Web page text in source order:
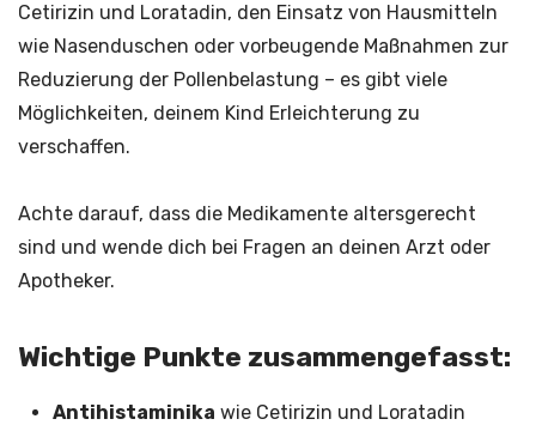
Cetirizin und Loratadin, den Einsatz von Hausmitteln
wie Nasenduschen oder vorbeugende Maßnahmen zur
Reduzierung der Pollenbelastung – es gibt viele
Möglichkeiten, deinem Kind Erleichterung zu
verschaffen.
Achte darauf, dass die Medikamente altersgerecht
sind und wende dich bei Fragen an deinen Arzt oder
Apotheker.
Wichtige Punkte zusammengefasst:
Antihistaminika wie Cetirizin und Loratadin